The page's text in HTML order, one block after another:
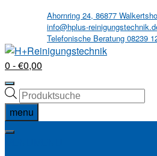
content
Ahornring 24, 86877
info@hplus-
Telefonische Beratung 08239
0 - €0,00
Products
search
menu